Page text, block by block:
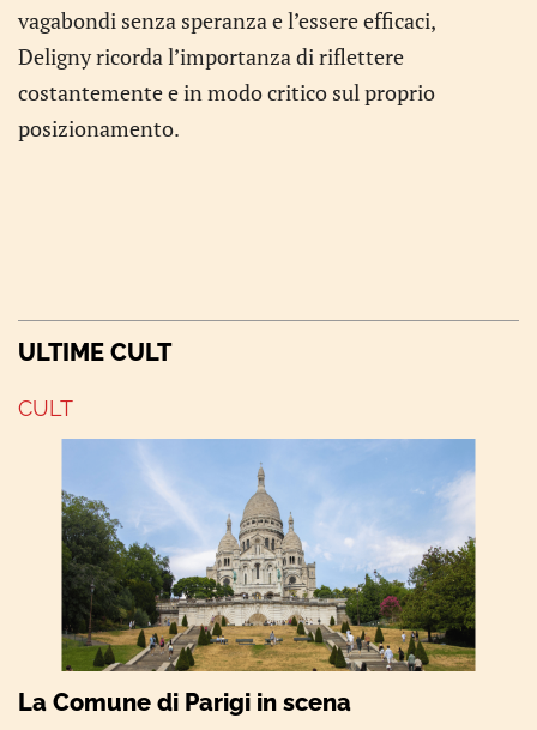
vagabondi senza speranza e l’essere efficaci,
Deligny ricorda l’importanza di riflettere
costantemente e in modo critico sul proprio
posizionamento.
ULTIME CULT
CULT
La Comune di Parigi in scena